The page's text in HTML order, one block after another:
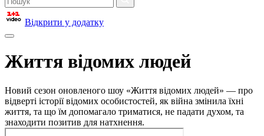
Відкрити у додатку
Життя відомих людей
Новий сезон оновленого шоу «Життя відомих людей» — про
відверті історії відомих особистостей, як війна змінила їхні
життя, та що їм допомагало триматися, не падати духом, та
знаходити позитив для натхнення.